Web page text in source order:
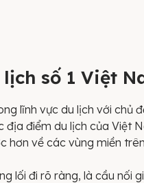
số 1 Việt
lĩnh vực du lịch với chủ
địa điểm du lịch của Việt
hơn về các vùng miền
lối đi rõ ràng, là cầu nối